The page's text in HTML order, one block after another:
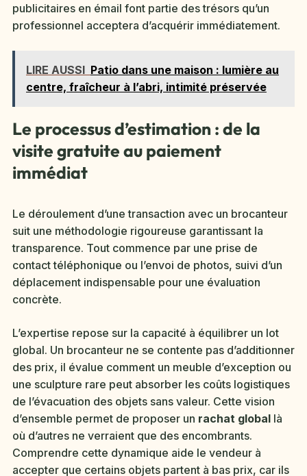
publicitaires en émail font partie des trésors qu’un
professionnel acceptera d’acquérir immédiatement.
LIRE AUSSI Patio dans une maison : lumière au
centre, fraîcheur à l’abri, intimité préservée
Le processus d’estimation : de la
visite gratuite au paiement
immédiat
Le déroulement d’une transaction avec un brocanteur
suit une méthodologie rigoureuse garantissant la
transparence. Tout commence par une prise de
contact téléphonique ou l’envoi de photos, suivi d’un
déplacement indispensable pour une évaluation
concrète.
L’expertise repose sur la capacité à équilibrer un lot
global. Un brocanteur ne se contente pas d’additionner
des prix, il évalue comment un meuble d’exception ou
une sculpture rare peut absorber les coûts logistiques
de l’évacuation des objets sans valeur. Cette vision
d’ensemble permet de proposer un rachat global là
où d’autres ne verraient que des encombrants.
Comprendre cette dynamique aide le vendeur à
accepter que certains objets partent à bas prix, car ils